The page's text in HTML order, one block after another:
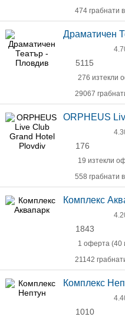
474 грабнати
Драматичен
5115
276 изтекли
29067
ORPHEUS
176
19 изтекли
558 грабнати
Комплекс
1843
1 оферта (40
21142
Комплекс
1010